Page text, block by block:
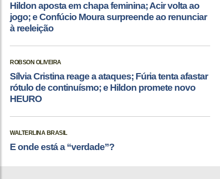
Hildon aposta em chapa feminina; Acir volta ao
jogo; e Confúcio Moura surpreende ao renunciar
à reeleição
ROBSON OLIVEIRA
Sílvia Cristina reage a ataques; Fúria tenta afastar
rótulo de continuísmo; e Hildon promete novo
HEURO
WALTERLINA BRASIL
E onde está a “verdade”?